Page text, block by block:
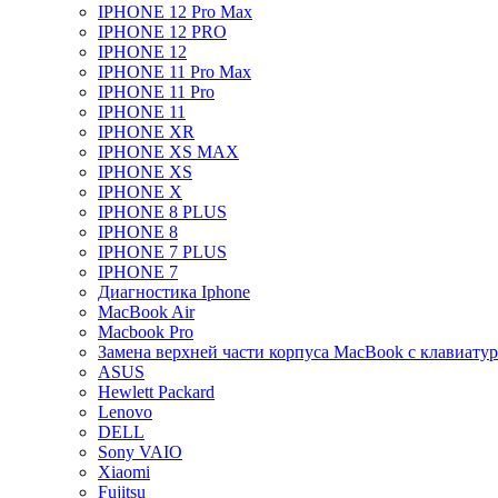
IPHONE 12 Pro Max
IPHONE 12 PRO
IPHONE 12
IPHONE 11 Pro Max
IPHONE 11 Pro
IPHONE 11
IPHONE XR
IPHONE XS MAX
IPHONE XS
IPHONE X
IPHONE 8 PLUS
IPHONE 8
IPHONE 7 PLUS
IPHONE 7
Диагностика Iphone
MacBook Air
Macbook Pro
Замена верхней части корпуса MacBook с
ASUS
Hewlett Packard
Lenovo
DELL
Sony VAIO
Xiaomi
Fujitsu